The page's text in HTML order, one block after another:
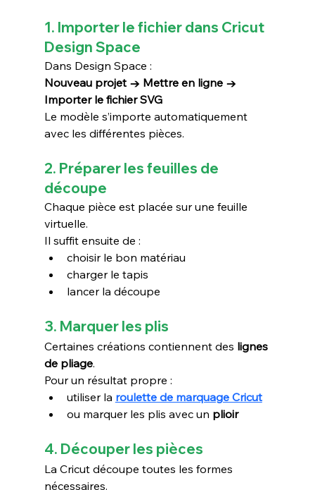
1. Importer le fichier dans Cricut
Design Space
Dans Design Space :
Nouveau projet → Mettre en ligne →
Importer le fichier SVG
Le modèle s’importe automatiquement
avec les différentes pièces.
2. Préparer les feuilles de
découpe
Chaque pièce est placée sur une feuille
virtuelle.
Il suffit ensuite de :
choisir le bon matériau
charger le tapis
lancer la découpe
3. Marquer les plis
Certaines créations contiennent des lignes
de pliage.
Pour un résultat propre :
utiliser la roulette de marquage Cricut
ou marquer les plis avec un plioir
4. Découper les pièces
La Cricut découpe toutes les formes
nécessaires.